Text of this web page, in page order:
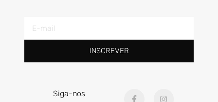
mail
INSCREVER
Siga-nos
a
n